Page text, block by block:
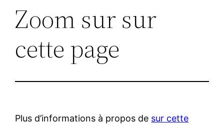
Zoom sur sur
cette page
Plus d’informations à propos de sur cette